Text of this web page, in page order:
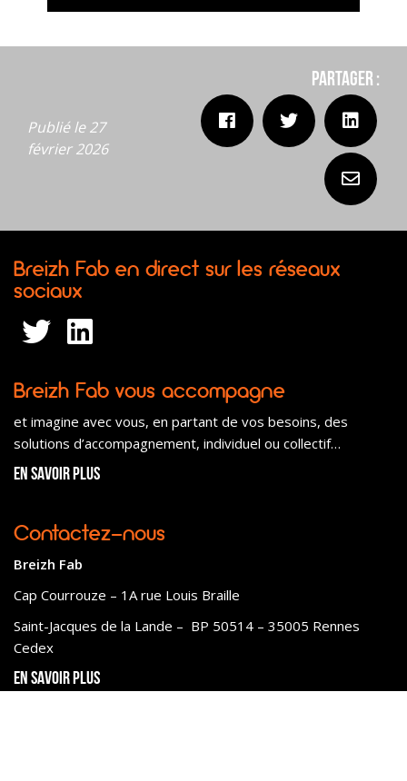
Publié le 27
février 2026
Partager :
Breizh Fab vous accompagne
et imagine avec vous, en partant de vos besoins, des
solutions d’accompagnement, individuel ou collectif…
En savoir plus
Contactez-nous
Breizh Fab
Cap Courrouze – 1A rue Louis Braille
Saint-Jacques de la Lande – BP 50514 – 35005 Rennes
Cedex
En savoir plus
Breizh Fab en direct sur les réseaux
sociaux